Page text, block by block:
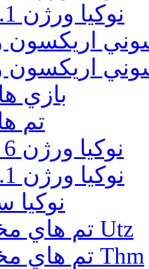
نوكيا ورژن 9.1 و 9.2
اريكسون
اريكسون
بازي
تم
نوكيا ورژن 6 و 7 و 8
نوكيا ورژن 9.1 و 9.2
نوکیا
تم هاي مخصوص Utz
تم هاي مخصوص Thm